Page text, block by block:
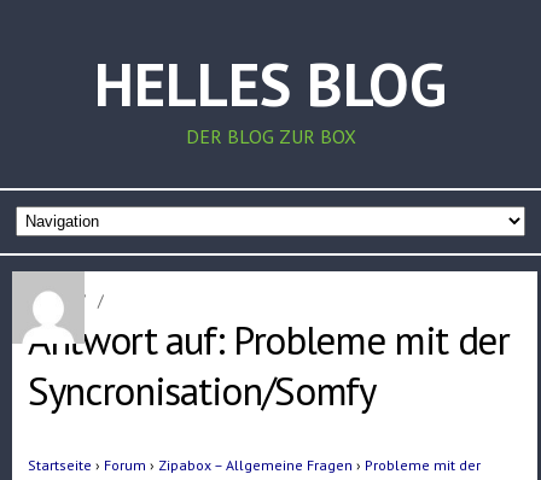
HELLES BLOG
DER BLOG ZUR BOX
Home / /
Antwort auf: Probleme mit der
Syncronisation/Somfy
Startseite › Forum › Zipabox – Allgemeine Fragen › Probleme mit der